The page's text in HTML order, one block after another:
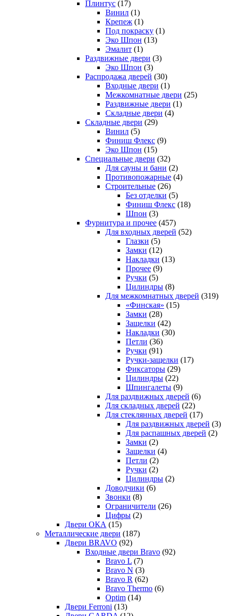
Плинтус (17)
Винил (1)
Крепеж (1)
Под покраску (1)
Эко Шпон (13)
Эмалит (1)
Раздвижные двери (3)
Эко Шпон (3)
Распродажа дверей (30)
Входные двери (1)
Межкомнатные двери (25)
Раздвижные двери (1)
Складные двери (4)
Складные двери (29)
Винил (5)
Финиш Флекс (9)
Эко Шпон (15)
Специальные двери (32)
Для сауны и бани (2)
Противопожарные (4)
Строительные (26)
Без отделки (5)
Финиш Флекс (18)
Шпон (3)
Фурнитура и прочее (457)
Для входных дверей (52)
Глазки (5)
Замки (12)
Накладки (13)
Прочее (9)
Ручки (5)
Цилиндры (8)
Для межкомнатных дверей (319)
«Финская» (15)
Замки (28)
Защелки (42)
Накладки (30)
Петли (36)
Ручки (91)
Ручки-защелки (17)
Фиксаторы (29)
Цилиндры (22)
Шпингалеты (9)
Для раздвижных дверей (6)
Для складных дверей (22)
Для стеклянных дверей (17)
Для раздвижных дверей (3)
Для распашных дверей (2)
Замки (2)
Защелки (4)
Петли (2)
Ручки (2)
Цилиндры (2)
Доводчики (6)
Звонки (8)
Ограничители (26)
Цифры (2)
Двери ОКА (15)
Металлические двери (187)
Двери BRAVO (92)
Входные двери Bravo (92)
Bravo L (7)
Bravo N (3)
Bravo R (62)
Bravo Thermo (6)
Optim (14)
Двери Ferroni (13)